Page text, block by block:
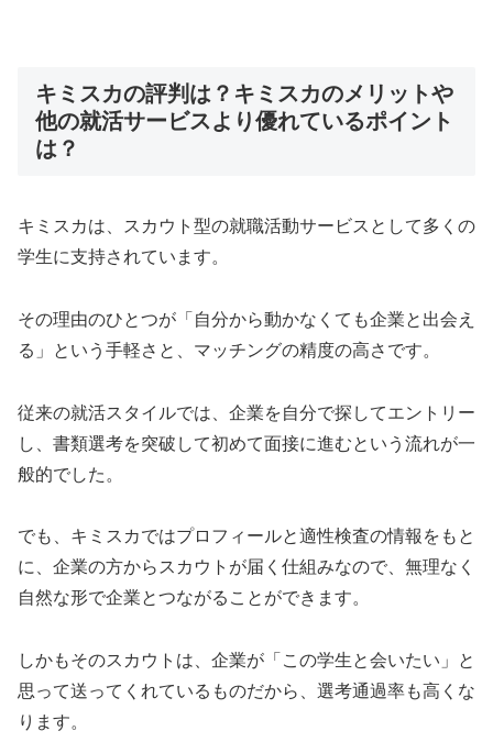
キミスカの評判は？キミスカのメリットや
他の就活サービスより優れているポイント
は？
キミスカは、スカウト型の就職活動サービスとして多くの
学生に支持されています。
その理由のひとつが「自分から動かなくても企業と出会え
る」という手軽さと、マッチングの精度の高さです。
従来の就活スタイルでは、企業を自分で探してエントリー
し、書類選考を突破して初めて面接に進むという流れが一
般的でした。
でも、キミスカではプロフィールと適性検査の情報をもと
に、企業の方からスカウトが届く仕組みなので、無理なく
自然な形で企業とつながることができます。
しかもそのスカウトは、企業が「この学生と会いたい」と
思って送ってくれているものだから、選考通過率も高くな
ります。